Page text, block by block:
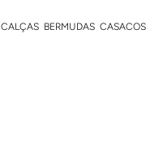
CALÇAS BERMUDAS CASACOS